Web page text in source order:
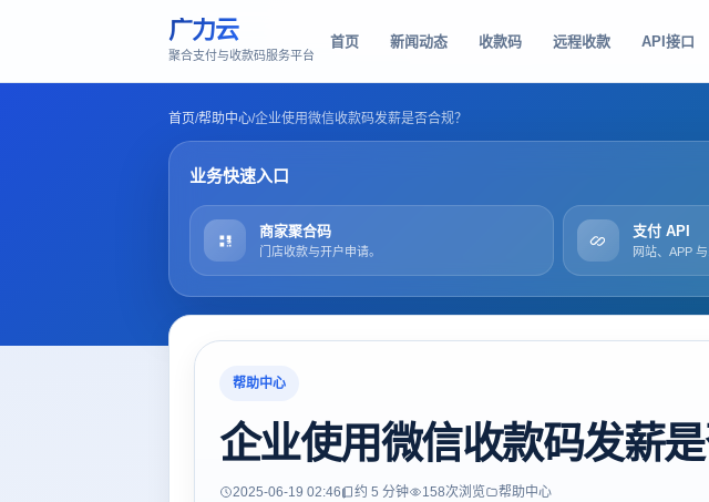
广力云
聚合支付与收款码服务平台
首页 新闻动态 收款码 远程收款 API接口
首页/帮助中心/企业使用微信收款码发薪是否合规？
业务快速入口
商家聚合码
门店收款与开户申请。
支付 API
网站、APP 与
帮助中心
企业使用微信收款码发薪是
2025-06-19 02:46 约 5 分钟 158次浏览 帮助中心